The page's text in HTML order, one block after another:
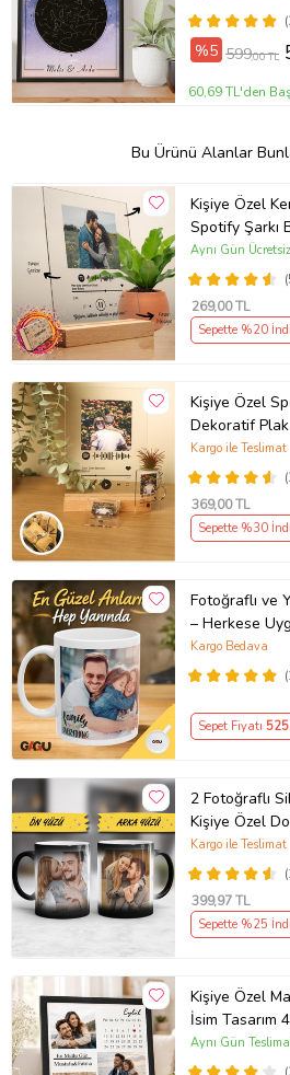
%5 599,00 TL
60,69 TL'den
Bu Ürünü Alanlar
Kişiye Özel
Spotify Şarkı
Plak Fotoğraf
Aynı Gün
269,00 TL
Sepette %20
Kişiye Özel
Dekoratif
Babaya
Hediye
Kargo ile Teslimat
369,00 TL
Sepette %30
Fotoğraflı ve
– Herkese
Porselen
Kargo Bedava
Sepet Fiyatı 525
2 Fotoğraflı
Kişiye Özel
Sevgiliye
Ablaya Abiye
Arkadaşa
Hediyesi
Kargo ile Teslimat
399,97 TL
Sepette %25
Kişiye Özel
İsim Tasarım
Resimli Kolaj
Aynı Gün